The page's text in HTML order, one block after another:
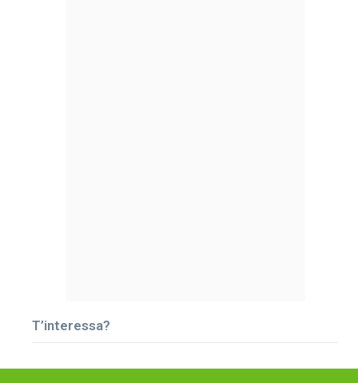
T’interessa?